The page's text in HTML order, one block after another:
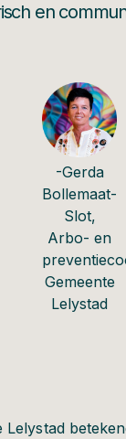
en
-Gerda
Bollemaat-
Slot,
Arbo- en
Gemeente
Lelystad
Lelystad